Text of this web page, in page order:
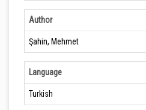
Author
Şahin, Mehmet
Language
Turkish